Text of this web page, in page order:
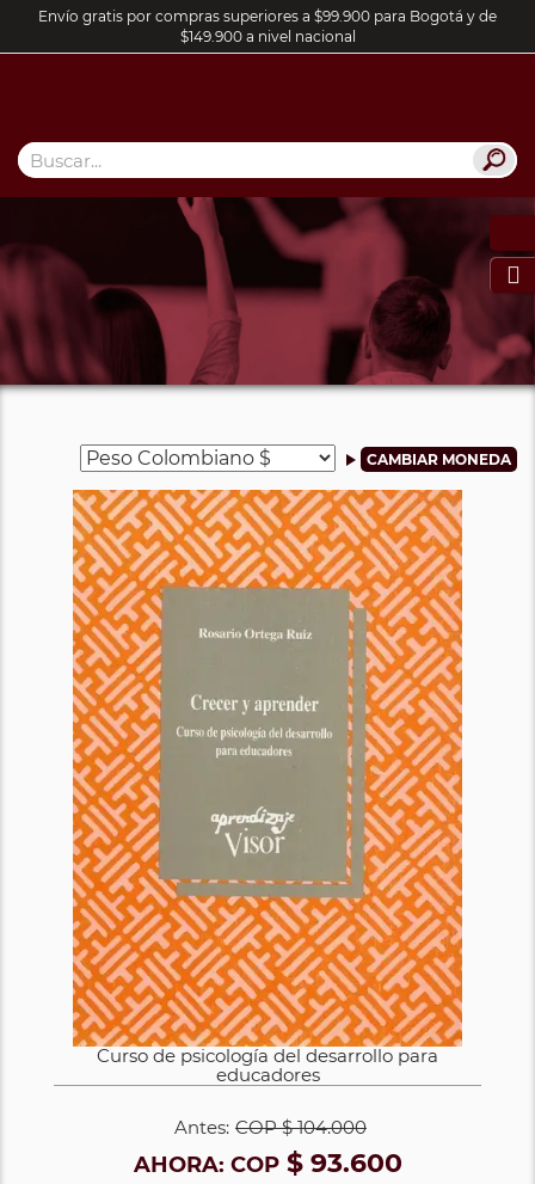
Envío gratis por compras superiores a $99.900 para Bogotá y de
$149.900 a nivel nacional

Curso de psicología del desarrollo para
educadores
Antes: COP$ 104.000
AHORA: COP$ 93.600